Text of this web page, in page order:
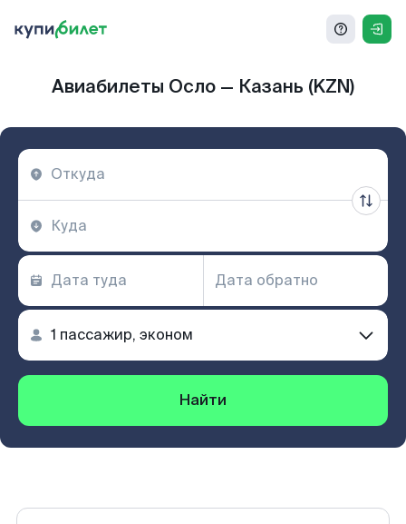
Авиабилеты Осло — Казань (KZN)
Найти